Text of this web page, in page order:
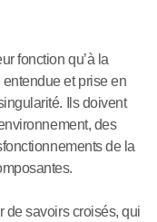
fonction qu’à la
et prise en
Ils doivent
des
de la
de savoirs croisés, qui